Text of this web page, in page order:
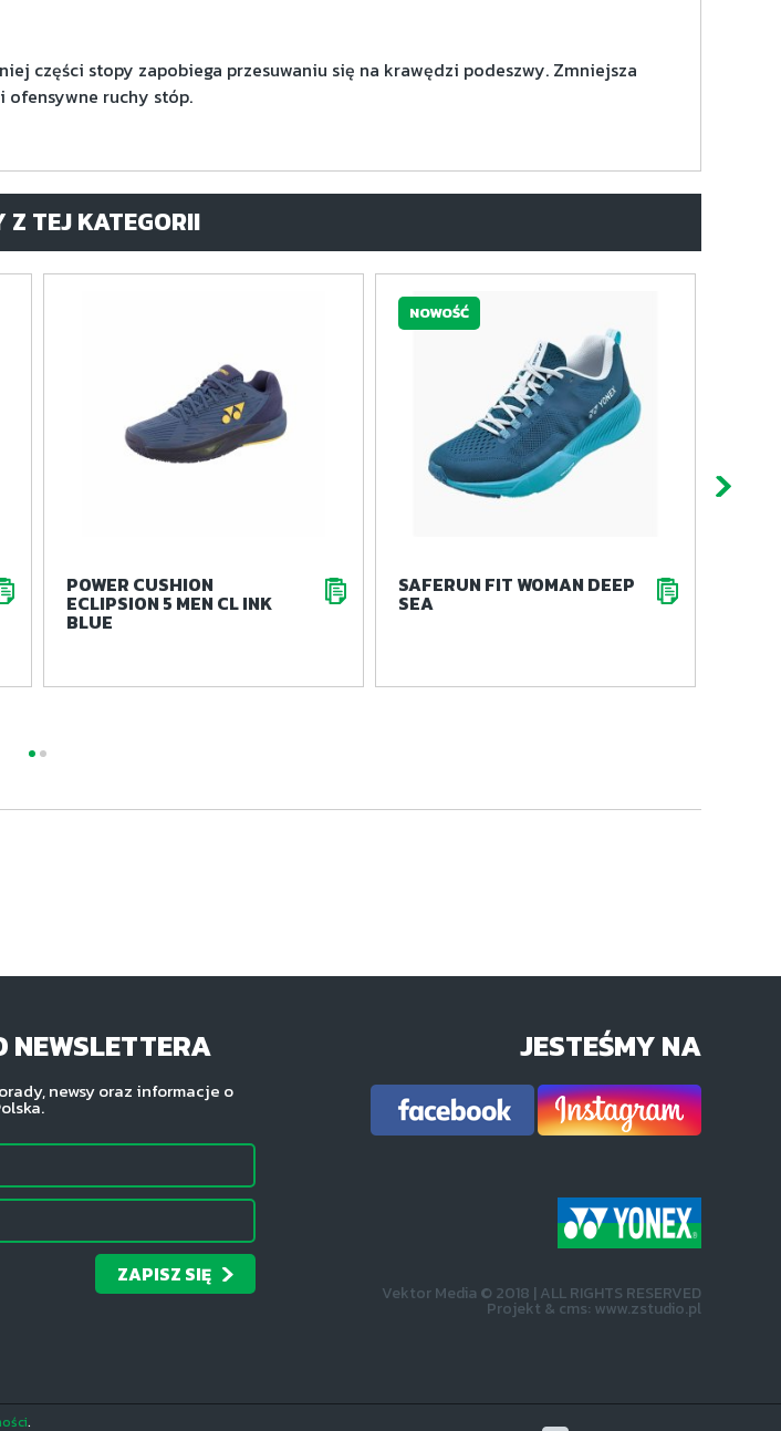
części stopy zapobiega przesuwaniu się na krawędzi podeszwy. Zmniejsza
ofensywne ruchy stóp.
TEJ KATEGORII
POWER CUSHION
ECLIPSION 5 MEN CL INK
BLUE
SAFERUN FIT WOMAN DEEP
SEA
NEWSLETTERA
newsy oraz informacje o
ZAPISZ SIĘ
JESTEŚMY NA
Vektor Media © 2018 | ALL RIGHTS RESERVED
Projekt & cms: www.zstudio.pl
.